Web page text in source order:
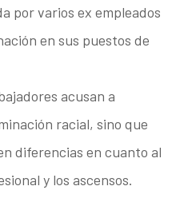
por varios ex empleados
en sus puestos de
acusan a
racial, sino que
diferencias en cuanto al
y los ascensos.